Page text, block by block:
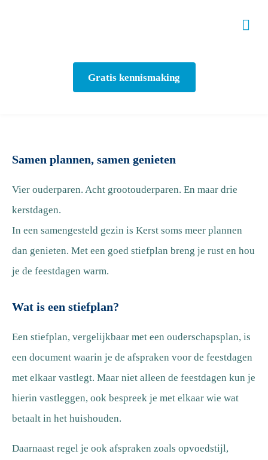
Gratis kennismaking
Samen plannen, samen genieten
Vier ouderparen. Acht grootouderparen. En maar drie
kerstdagen.
In een samengesteld gezin is Kerst soms meer plannen
dan genieten. Met een goed stiefplan breng je rust en hou
je de feestdagen warm.
Wat is een stiefplan?
Een stiefplan, vergelijkbaar met een ouderschapsplan, is
een document waarin je de afspraken voor de feestdagen
met elkaar vastlegt. Maar niet alleen de feestdagen kun je
hierin vastleggen, ook bespreek je met elkaar wie wat
betaalt in het huishouden.
Daarnaast regel je ook afspraken zoals opvoedstijl,